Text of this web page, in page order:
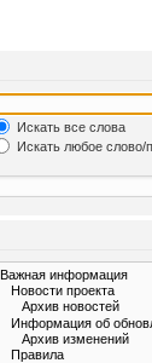
Искать все слова
Искать любое слово/